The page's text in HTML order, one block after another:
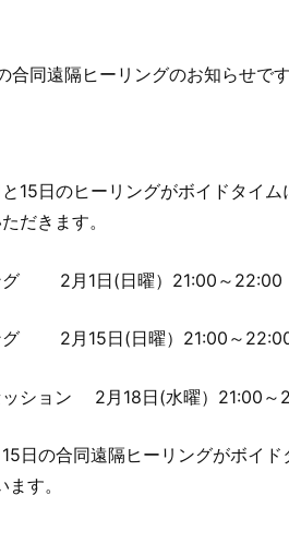
合同遠隔ヒーリングのお知らせです
15日のヒーリングがボイドタイ
だきます。
グ 2月1日(日曜）21:00～22:00
グ 2月15日(日曜）21:00～
ション 2月18日(水曜）21:00～
日の合同遠隔ヒーリングがボイ
す。